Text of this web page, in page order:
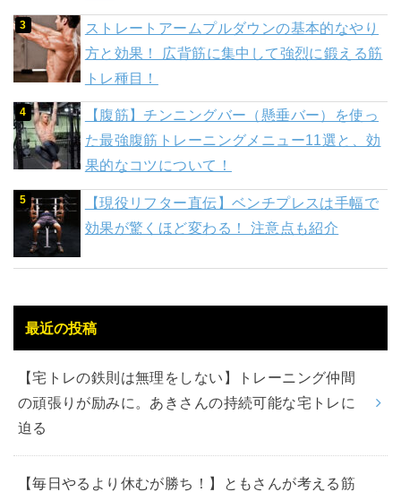
ストレートアームプルダウンの基本的なやり
方と効果！ 広背筋に集中して強烈に鍛える筋
トレ種目！
【腹筋】チンニングバー（懸垂バー）を使っ
た最強腹筋トレーニングメニュー11選と、効
果的なコツについて！
【現役リフター直伝】ベンチプレスは手幅で
効果が驚くほど変わる！ 注意点も紹介
最近の投稿
【宅トレの鉄則は無理をしない】トレーニング仲間
の頑張りが励みに。あきさんの持続可能な宅トレに
迫る
【毎日やるより休むが勝ち！】ともさんが考える筋